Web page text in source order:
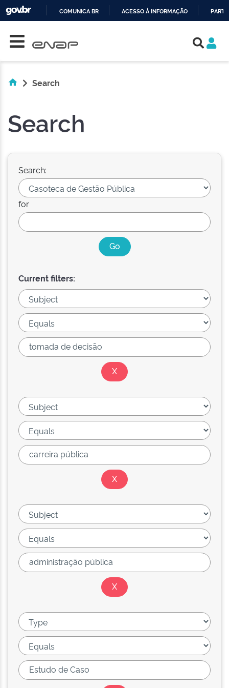
COMUNICA BR ACESSO À INFORMAÇÃO
Search
Search
Search:
for
Current filters: